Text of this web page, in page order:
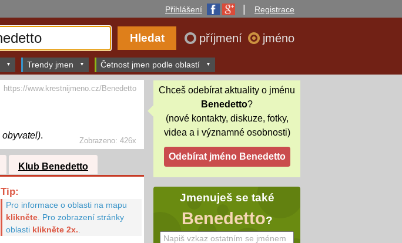
Přihlášení Registrace
příjmení jméno
Trendy jmen Četnost jmen podle oblastí
Zobrazeno: 426x
obyvatel).
https://www.krestnijmeno.cz/Benedetto
Klub Benedetto
Tip:
Pro informace o oblasti na mapu
klikněte. Pro zobrazení stránky
oblasti klikněte 2x.
Chceš odebírat aktuality o jménu
Benedetto?
(nové kontakty, diskuze, fotky,
videa a i významné osobnosti)
Jmenuješ se také
Benedetto?